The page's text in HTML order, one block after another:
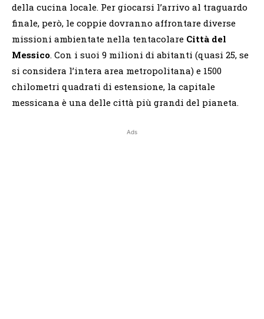
della cucina locale. Per giocarsi l’arrivo al traguardo
finale, però, le coppie dovranno affrontare diverse
missioni ambientate nella tentacolare Città del
Messico. Con i suoi 9 milioni di abitanti (quasi 25, se
si considera l’intera area metropolitana) e 1500
chilometri quadrati di estensione, la capitale
messicana è una delle città più grandi del pianeta.
Ads